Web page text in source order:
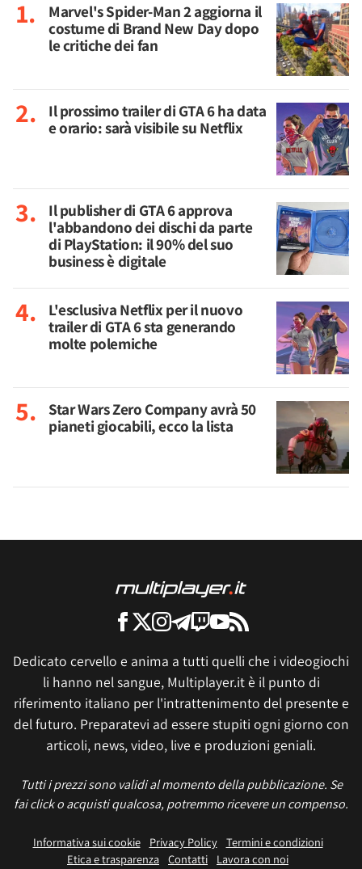
Marvel's Spider-Man 2 aggiorna il
costume di Brand New Day dopo
le critiche dei fan
Il prossimo trailer di GTA 6 ha data
e orario: sarà visibile su Netflix
Il publisher di GTA 6 approva
l'abbandono dei dischi da parte
di PlayStation: il 90% del suo
business è digitale
L'esclusiva Netflix per il nuovo
trailer di GTA 6 sta generando
molte polemiche
Star Wars Zero Company avrà 50
pianeti giocabili, ecco la lista
Dedicato cervello e anima a tutti quelli che i videogiochi
li hanno nel sangue, Multiplayer.it è il punto di
riferimento italiano per l'intrattenimento del presente e
del futuro. Preparatevi ad essere stupiti ogni giorno con
articoli, news, video, live e produzioni geniali.
Tutti i prezzi sono validi al momento della pubblicazione. Se
fai click o acquisti qualcosa, potremmo ricevere un compenso.
Informativa sui cookie Privacy Policy
Termini e condizioni
Etica e trasparenza Contatti Lavora con noi